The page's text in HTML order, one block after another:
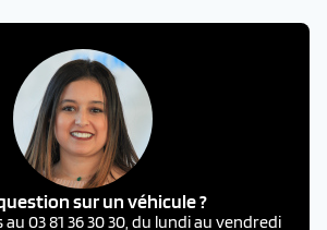
sur un véhicule ?
03 81 36 30 30, du lundi au vendredi